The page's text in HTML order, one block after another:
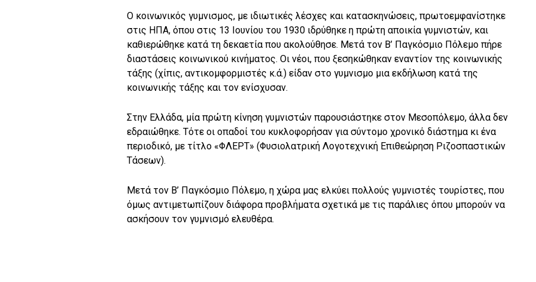
Ο κοινωνικός γυμνισμoς, με ιδιωτικές λέσχες και κατασκηνώσεις, πρωτοεμφανίστηκε
στις ΗΠΑ, όπου στις 13 Ιουνίου του 1930 ιδρύθηκε η πρώτη αποικία γυμνιστών, και
καθιερώθηκε κατά τη δεκαετία που ακολούθησε. Μετά τον Β’ Παγκόσμιο Πόλεμο πήρε
διαστάσεις κοινωνικού κινήματος. Οι νέοι, που ξεσηκώθηκαν εναντίον της κοινωνικής
τάξης (χίπις, αντικομφορμιστές κ.ά.) είδαν στο γυμνισμo μια εκδήλωση κατά της
κοινωνικής τάξης και τον ενίσχυσαν.
Στην Ελλάδα, μία πρώτη κίνηση γυμνιστών παρουσιάστηκε στον Μεσοπόλεμο, άλλα δεν
εδραιώθηκε. Τότε οι οπαδοί του κυκλοφορήσαν για σύντομο χρονικό διάστημα κι ένα
περιοδικό, με τίτλο «ΦΛΕΡΤ» (Φυσιολατρική Λογοτεχνική Επιθεώρηση Ριζοσπαστικών
Τάσεων).
Μετά τον Β’ Παγκόσμιο Πόλεμο, η χώρα μας ελκύει πολλούς γυμνιστές τουρίστες, που
όμως αντιμετωπίζουν διάφορα προβλήματα σχετικά με τις παράλιες όπου μπορούν να
ασκήσουν τον γυμνισμό ελευθέρα.